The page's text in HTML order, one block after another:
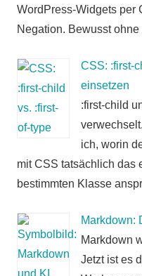
WordPress-Widgets per
Negation. Bewusst ohne
CSS: :first-
einsetzen
:first-child
ich, worin
mit CSS tatsächlich das
bestimmten Klasse
Markdown:
Markdown
Jetzt ist es